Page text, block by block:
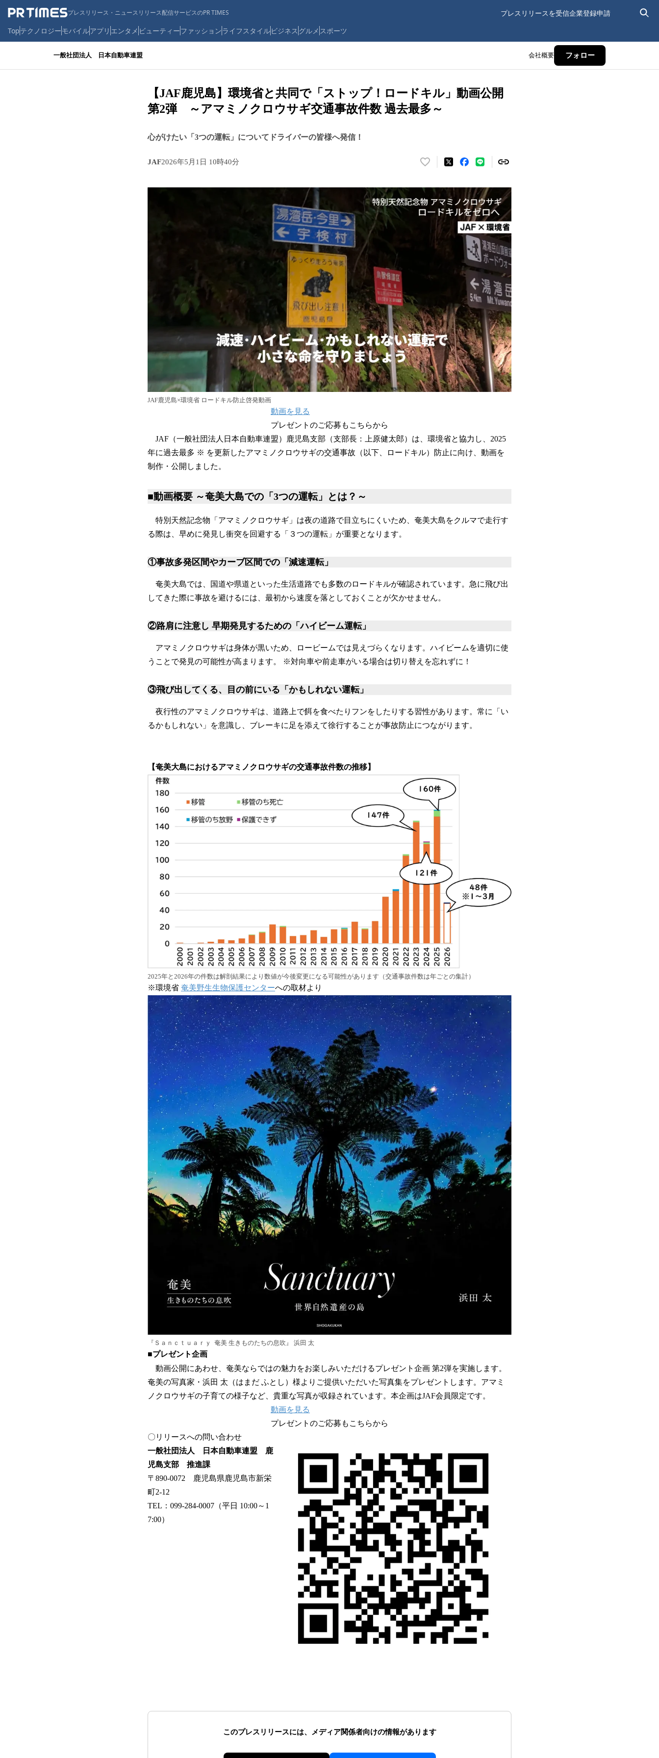
プレスリリース・ニュースリリース配信サービスのPR TIMES プレスリリースを受信企業登録申請
Topテクノロジーモバイルアプリ エンタメ ビューティーファッションライフスタイルビジネス グルメ スポーツ
一般社団法人 日本自動車連盟 会社概要 フォロー
【JAF鹿児島】環境省と共同で「ストップ！ロードキル」動画公開
第2弾 ～アマミノクロウサギ交通事故件数 過去最多～
心がけたい「3つの運転」についてドライバーの皆様へ発信！
JAF2026年5月1日 10時40分
い
ね
！
数
を
で
JAF鹿児島×環境省 ロードキル防止啓発動画
動画を見る
プレゼントのご応募もこちらから
JAF（一般社団法人日本自動車連盟）鹿児島支部（支部長：上原健太郎）は、環境省と協力し、2025
年に過去最多 ※ を更新したアマミノクロウサギの交通事故（以下、ロードキル）防止に向け、動画を
制作・公開しました。
■動画概要 ～奄美大島での「3つの運転」とは？～
特別天然記念物「アマミノクロウサギ」は夜の道路で目立ちにくいため、奄美大島をクルマで走行す
る際は、早めに発見し衝突を回避する「３つの運転」が重要となります。
①事故多発区間やカーブ区間での「減速運転」
奄美大島では、国道や県道といった生活道路でも多数のロードキルが確認されています。急に飛び出
してきた際に事故を避けるには、最初から速度を落としておくことが欠かせません。
②路肩に注意し 早期発見するための「ハイビーム運転」
アマミノクロウサギは身体が黒いため、ロービームでは見えづらくなります。ハイビームを適切に使
うことで発見の可能性が高まります。 ※対向車や前走車がいる場合は切り替えを忘れずに！
③飛び出してくる、目の前にいる「かもしれない運転」
夜行性のアマミノクロウサギは、道路上で餌を食べたりフンをしたりする習性があります。常に「い
るかもしれない」を意識し、ブレーキに足を添えて徐行することが事故防止につながります。
【奄美大島におけるアマミノクロウサギの交通事故件数の推移】
2025年と2026年の件数は解剖結果により数値が今後変更になる可能性があります（交通事故件数は年ごとの集計）
※環境省 奄美野生生物保護センターへの取材より
『Ｓａｎｃｔｕａｒｙ 奄美 生きものたちの息吹』 浜田 太
■プレゼント企画
動画公開にあわせ、奄美ならではの魅力をお楽しみいただけるプレゼント企画 第2弾を実施します。
奄美の写真家・浜田 太（はまだ ふとし）様よりご提供いただいた写真集をプレゼントします。アマミ
ノクロウサギの子育ての様子など、貴重な写真が収録されています。本企画はJAF会員限定です。
動画を見る
プレゼントのご応募もこちらから
〇リリースへの問い合わせ
一般社団法人 日本自動車連盟 鹿
児島支部 推進課
〒890-0072 鹿児島県鹿児島市新栄
町2-12
TEL：099-284-0007（平日 10:00～1
7:00）
このプレスリリースには、 メディア関係者向けの情報があります